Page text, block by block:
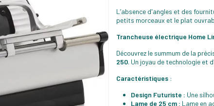
L’absence d'angles et des
petits morceaux et le plat
Trancheuse électrique Home
Découvrez le summum de la
250. Un joyau de technologie et
Caractéristiques :
Design Futuriste : Une
Lame de 25 cm : Lame en